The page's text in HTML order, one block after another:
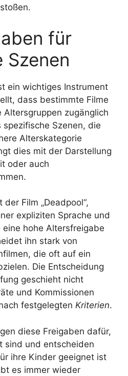
für
Szenen
ein wichtiges Instrument
dass bestimmte Filme
Altersgruppen zugänglich
Szenen, die
Alterskategorie
dies mit der Darstellung
oder auch
Film „Deadpool“,
expliziten Sprache und
hohe Altersfreigabe
ihn stark von
die oft auf ein
Die Entscheidung
geschieht nicht
und Kommissionen
festgelegten Kriterien.
diese Freigaben dafür,
sind und entscheiden
ihre Kinder geeignet ist
es immer wieder